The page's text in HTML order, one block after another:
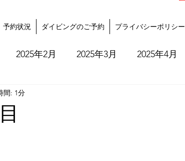
予約状況 ダイビングのご予約 プライバシーポリシー
2025年2月 2025年3月 2025年4月
10月
間: 1分
ます。